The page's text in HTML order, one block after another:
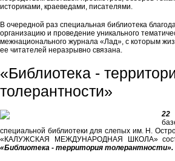
историками, краеведами, писателями.
В очередной раз специальная библиотека
организацию и проведение уникального
межнационального журнала «Лад», с которым
ее читателей неразрывно связана.
«Библиотека -
толерантности»
22
специальной библиотеки для слепых им. Н.
«КАЛУЖСКАЯ МЕЖДУНАРОДНАЯ ШКОЛА»
«Библиотека - территория толерантности».